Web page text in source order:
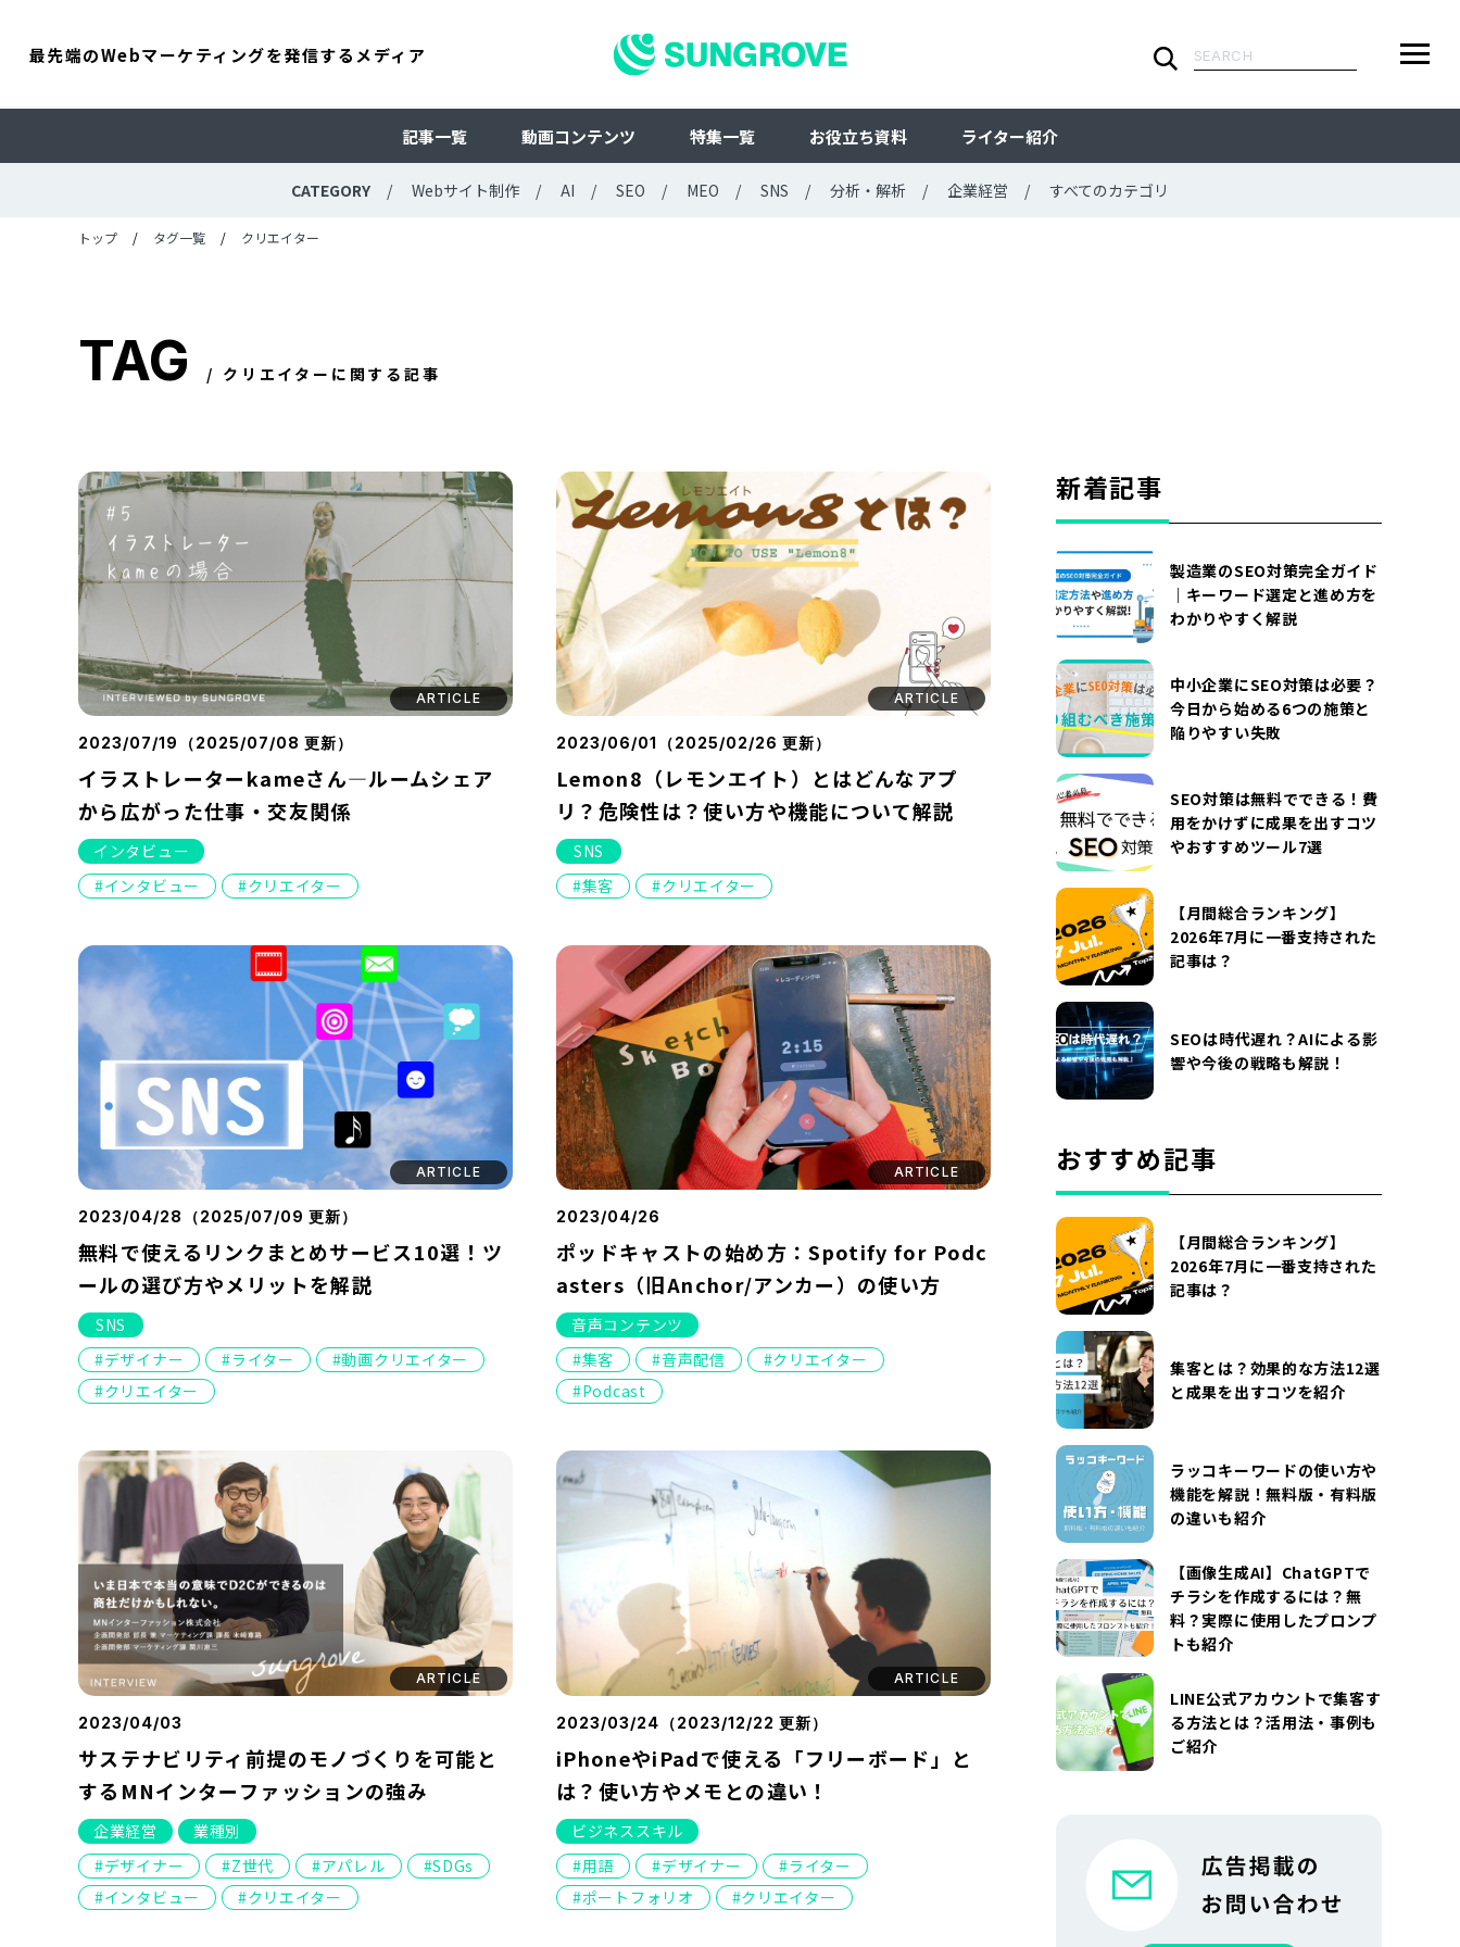
最先端のWebマーケティングを発信するメディア
検
記事一覧 動画コンテンツ 特集一覧 お役立ち資料 ライター紹介
CATEGORY Webサイト制作 AI SEO MEO SNS 分析・解析 企業経営 すべてのカテゴリ
ニ
ュ
ARTICLE
すべての記事
CATEGORY
DOCUMENT
お役立ち資料
お問い合わせ
広告掲載に関するお問い合わせ
『SUNGROVE』について
利用規約
広告掲載に関する規約
プライバシーポリシー
運営会社
トップ タグ一覧 クリエイター
TAG クリエイターに関する記事
ARTICLE
2023/07/19（2025/07/08 更新）
イラストレーターkameさん―ルームシェア
から広がった仕事・交友関係
インタビュー
インタビュー
クリエイター
ARTICLE
2023/06/01（2025/02/26 更新）
Lemon8（レモンエイト）とはどんなアプ
リ？危険性は？使い方や機能について解説
SNS
集客
クリエイター
ARTICLE
2023/04/28（2025/07/09 更新）
無料で使えるリンクまとめサービス10選！ツ
ールの選び方やメリットを解説
SNS
デザイナー
ライター
動画クリエイター
クリエイター
ARTICLE
2023/04/26
ポッドキャストの始め方：Spotify for Podc
asters（旧Anchor/アンカー）の使い方
音声コンテンツ
集客
音声配信
クリエイター
Podcast
ARTICLE
2023/04/03
サステナビリティ前提のモノづくりを可能と
するMNインターファッションの強み
企業経営
業種別
デザイナー
Z世代 アパレル
SDGs
インタビュー
クリエイター
ARTICLE
2023/03/24（2023/12/22 更新）
iPhoneやiPadで使える「フリーボード」と
は？使い⽅やメモとの違い！
ビジネススキル
用語
デザイナー
ライター
ポートフォリオ
クリエイター
新着記事
製造業のSEO対策完全ガイド
｜キーワード選定と進め方を
わかりやすく解説
中小企業にSEO対策は必要？
今日から始める6つの施策と
陥りやすい失敗
SEO対策は無料でできる！費
用をかけずに成果を出すコツ
やおすすめツール7選
【月間総合ランキング】
2026年7月に一番支持された
記事は？
SEOは時代遅れ？AIによる影
響や今後の戦略も解説！
おすすめ記事
【月間総合ランキング】
2026年7月に一番支持された
記事は？
集客とは？効果的な方法12選
と成果を出すコツを紹介
ラッコキーワードの使い方や
機能を解説！無料版・有料版
の違いも紹介
【画像生成AI】ChatGPTで
チラシを作成するには？無
料？実際に使用したプロンプ
トも紹介
LINE公式アカウントで集客す
る方法とは？活用法・事例も
ご紹介